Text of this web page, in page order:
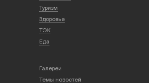
Туризм
Здоровье
ТЭК
Еда
Галереи
Темы новостей